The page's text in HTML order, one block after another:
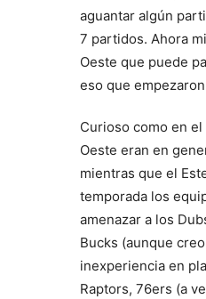
aguantar algún
7 partidos. Ahora
Oeste que puede
eso que
Curioso como en
Oeste eran en
mientras que el
temporada los
amenazar a los
Bucks (aunque
inexperiencia en
Raptors, 76ers (a